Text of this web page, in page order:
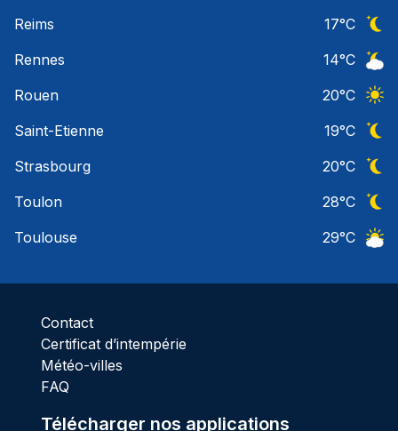
Reims
17°C
Rennes
14°C
Rouen
20°C
Saint-Etienne
19°C
Strasbourg
20°C
Toulon
28°C
Toulouse
29°C
Contact
Certificat d’intempérie
Météo-villes
FAQ
Télécharger nos applications